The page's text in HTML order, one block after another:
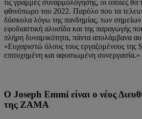
τις γραμμές συναρμολόγησης, οι οποίες θα
φθινόπωρο του 2022. Παρόλο που τα
δύσκολα λόγω της πανδημίας, των
εφοδιαστική αλυσίδα και της παραγωγής
πλήρη δυναμικότητα, πάντα απολάμβανα
«Ευχαριστώ όλους τους εργαζομένους της
επιτυχημένη και αφοσιωμένη συνεργασία.»
Ο Joseph Emmi είναι ο νέος
της ZAMA